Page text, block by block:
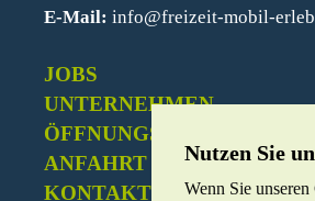
E-Mail: info@freizeit-mobil-
JOBS
UNTERNEHMEN
ÖFFNUNGSZEITEN
ANFAHRT
KONTAKT
Wenn Sie unseren